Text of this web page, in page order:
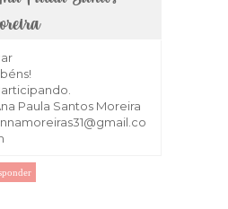
Paula Santos Moreira